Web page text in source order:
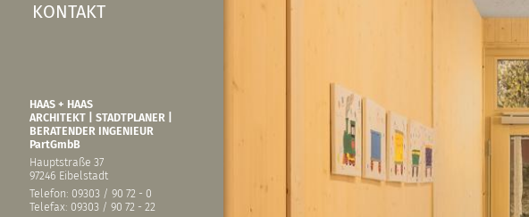
KONTAKT
HAAS + HAAS
ARCHITEKT | STADTPLANER |
BERATENDER INGENIEUR
PartGmbB
Hauptstraße 37
97246 Eibelstadt
Telefon: 09303 / 90 72 - 0
Telefax: 09303 / 90 72 - 22